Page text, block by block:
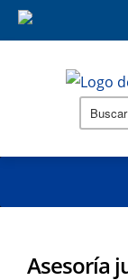
Asesoría